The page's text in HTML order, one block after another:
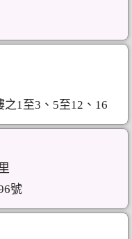
1至3、5至12、16
號